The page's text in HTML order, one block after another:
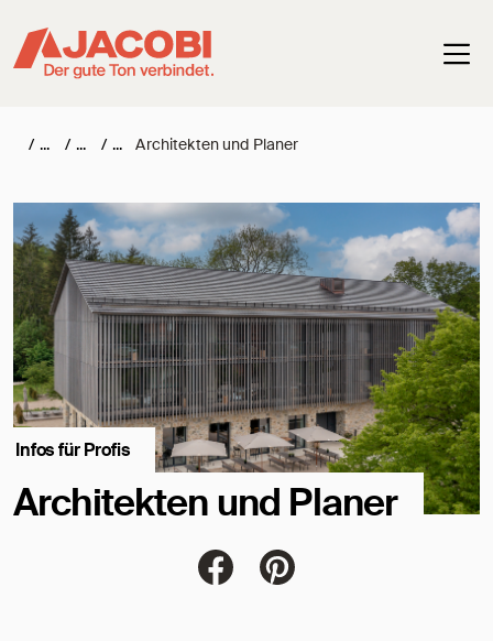
/ / / Architekten und Planer
Architekten und Planer
Infos für Profis
Jacobi Dachziegel auf
Jacobi Dachziegel auf